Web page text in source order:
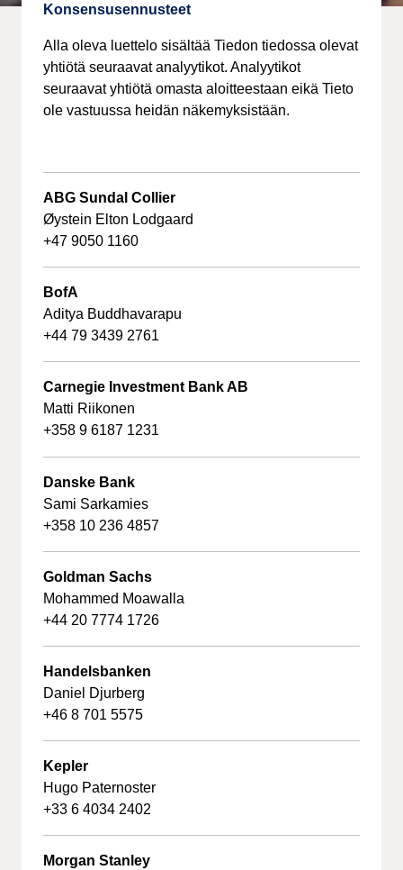
Konsensusennusteet
Alla oleva luettelo sisältää Tiedon tiedossa olevat
yhtiötä seuraavat analyytikot. Analyytikot
seuraavat yhtiötä omasta aloitteestaan eikä Tieto
ole vastuussa heidän näkemyksistään.
ABG Sundal Collier
Øystein Elton Lodgaard
+47 9050 1160
BofA
Aditya Buddhavarapu
+44 79 3439 2761
Carnegie Investment Bank AB
Matti Riikonen
+358 9 6187 1231
Danske Bank
Sami Sarkamies
+358 10 236 4857
Goldman Sachs
Mohammed Moawalla
+44 20 7774 1726
Handelsbanken
Daniel Djurberg
+46 8 701 5575
Kepler
Hugo Paternoster
+33 6 4034 2402
Morgan Stanley